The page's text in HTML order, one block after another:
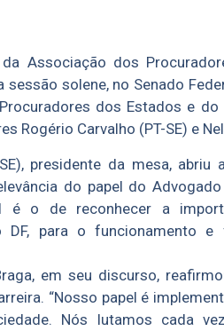
Associação dos
solene, no Senado
dos Estados e
Rogério Carvalho (PT-SE) e
presidente da mesa, abriu
do papel do
é o de reconhecer a
para o funcionamento e
em seu discurso,
“Nosso papel é
Nós lutamos cada